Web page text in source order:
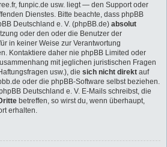
funpic.de usw. liegt — den Support oder
Dienstes. Bitte beachte, dass phpBB
Deutschland e. V. (phpBB.de) absolut
oder den oder die Benutzer der
in keiner Weise zur Verantwortung
Kontaktiere daher nie phpBB Limited oder
mit jeglichen juristischen Fragen
usw.), die sich nicht direkt auf
oder die phpBB-Software selbst beziehen.
Deutschland e. V. E-Mails schreibst, die
betreffen, so wirst du, wenn überhaupt,
erhalten.